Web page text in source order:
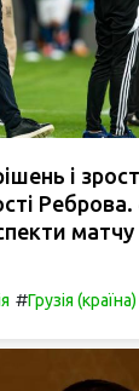
і
Реброва.
матчу
#Грузія (країна)